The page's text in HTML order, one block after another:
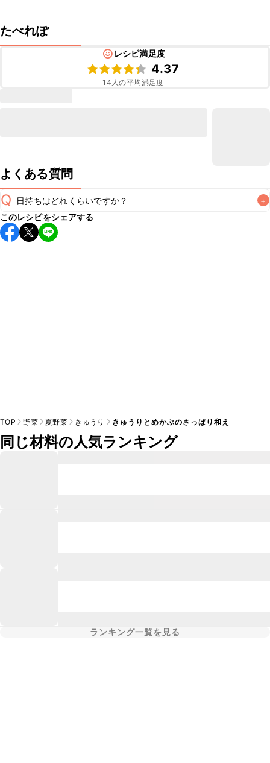
たべれぽ
レシピ満足度
4.37
14 人の平均満足度
よくある質問
Q 日持ちはどれくらいですか？ +
保存期間は冷蔵で当日中が目安です。なるべくお早めにお召
し上がりください。
このレシピをシェアする
TOP 野菜 夏野菜 きゅうり きゅうりとめかぶのさっぱり和え
同じ材料の人気ランキング
ランキング一覧を見る